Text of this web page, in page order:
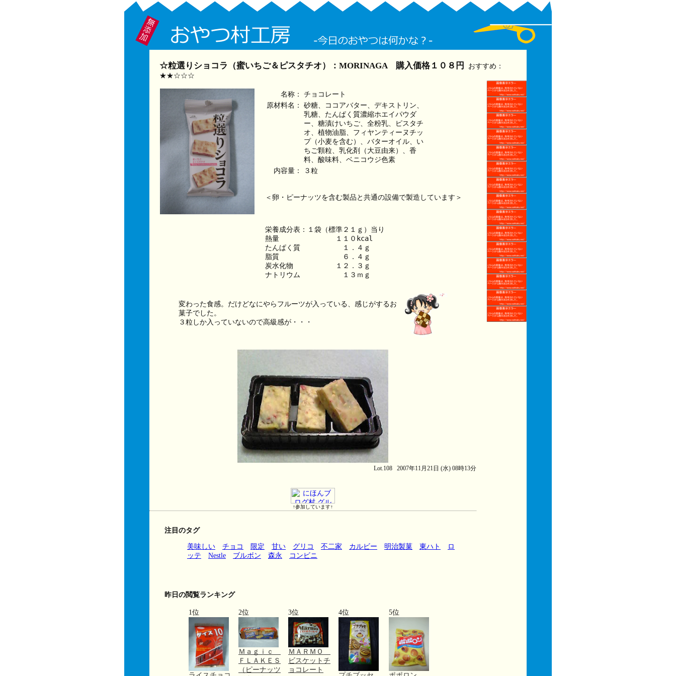
☆粒選りショコラ（蜜いちご＆ピスタチオ）：MORINAGA 購入価格１０８円
おすすめ：
★★☆☆☆
名称：
チョコレート
原材料名：
砂糖、ココアバター、デキストリン、
乳糖、たんぱく質濃縮ホエイパウダ
ー、糖漬けいちご、全粉乳、ピスタチ
オ、植物油脂、フィヤンティーヌチッ
プ（小麦を含む）、バターオイル、い
ちご顆粒、乳化剤（大豆由来）、香
料、酸味料、ベニコウジ色素
内容量：
３粒
＜卵・ピーナッツを含む製品と共通の設備で製造しています＞
栄養成分表：１袋（標準２１ｇ）当り
熱量　　　　　　　　１１０kcal
たんぱく質　　　　　　１．４ｇ
脂質　　　　　　　　　６．４ｇ
炭水化物　　　　　　１２．３ｇ
ナトリウム　　　　　　１３ｍｇ
変わった食感。だけどなにやらフルーツが入っている、感じがするお
菓子でした。
３粒しか入っていないので高級感が・・・
Lot.108 2007年11月21日 (水) 08時13分
↑参加しています↑
注目のタグ
美味しい チョコ 限定 甘い グリコ 不二家 カルビー 明治製菓 東ハト
ロ
ッテ
Nestle ブルボン 森永 コンビニ
昨日の閲覧ランキング
1位 2位
Ｍａｇｉｃ
ＦＬＡＫＥＳ
（ピーナッツ
3位
ＭＡＲＭＯ
ビスケットチ
ョコレート
4位 5位